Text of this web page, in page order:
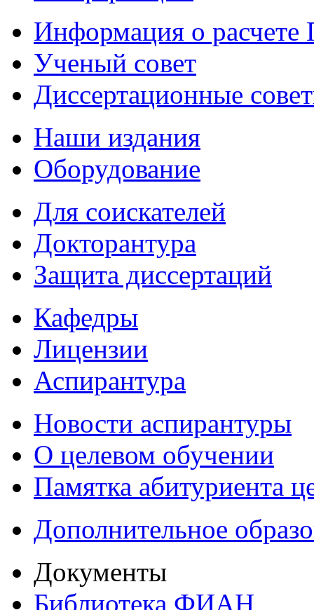
Информация о
Ученый совет
Диссертационные
Наши издания
Оборудование
Для соискателей
Докторантура
Защита диссертаций
Кафедры
Лицензии
Аспирантура
Новости аспирантуры
О целевом обучении
Памятка абитуриента
Дополнительное
Документы
Библиотека ФИАН